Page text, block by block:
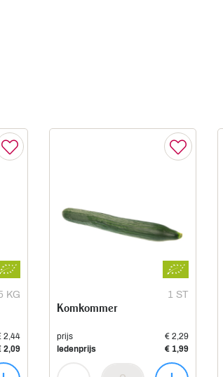
KG
2,44
2,09
1 ST
Komkommer
prijs
€ 2,29
ledenprijs
€ 1,99